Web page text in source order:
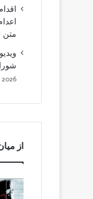
متن
2026
از